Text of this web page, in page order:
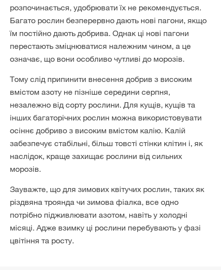
розпочинається, удобрювати їх не рекомендується.
Багато рослин безперервно дають нові пагони, якщо
їм постійно дають добрива. Однак ці нові пагони
перестають зміцнюватися належним чином, а це
означає, що вони особливо чутливі до морозів.
Тому слід припинити внесення добрив з високим
вмістом азоту не пізніше середини серпня,
незалежно від сорту рослини. Для кущів, кущів та
інших багаторічних рослин можна використовувати
осіннє добриво з високим вмістом калію. Калій
забезпечує стабільні, більш товсті стінки клітин і, як
наслідок, краще захищає рослини від сильних
морозів.
Зауважте, що для зимових квітучих рослин, таких як
різдвяна троянда чи зимова фіалка, все одно
потрібно підживлювати азотом, навіть у холодні
місяці. Адже взимку ці рослини перебувають у фазі
цвітіння та росту.